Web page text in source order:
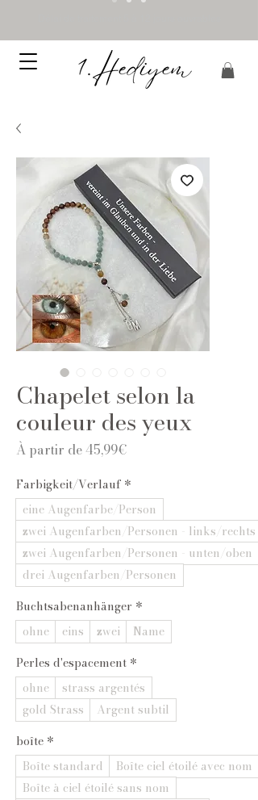
Chapelet selon la
couleur des yeux
À partir de45,99€
Farbigkeit/Verlauf *
eine Augenfarbe/Person
zwei Augenfarben/Personen - links/rechts
zwei Augenfarben/Personen - unten/oben
drei Augenfarben/Personen
Buchtsabenanhänger *
ohne
eins zwei
Name
Perles d'espacement *
ohne
strass argentés
gold Strass
Argent subtil
boîte *
Boîte standard
Boîte ciel étoilé avec nom
Boîte à ciel étoilé sans nom